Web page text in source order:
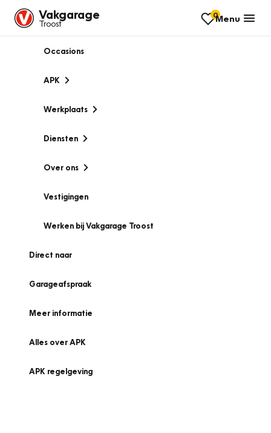
Vakgarage
Troost
0Menu
Occasions
APK
Werkplaats
Diensten
Over ons
Vestigingen
Werken bij Vakgarage Troost
Direct naar
Garageafspraak
Meer informatie
Alles over APK
APK regelgeving